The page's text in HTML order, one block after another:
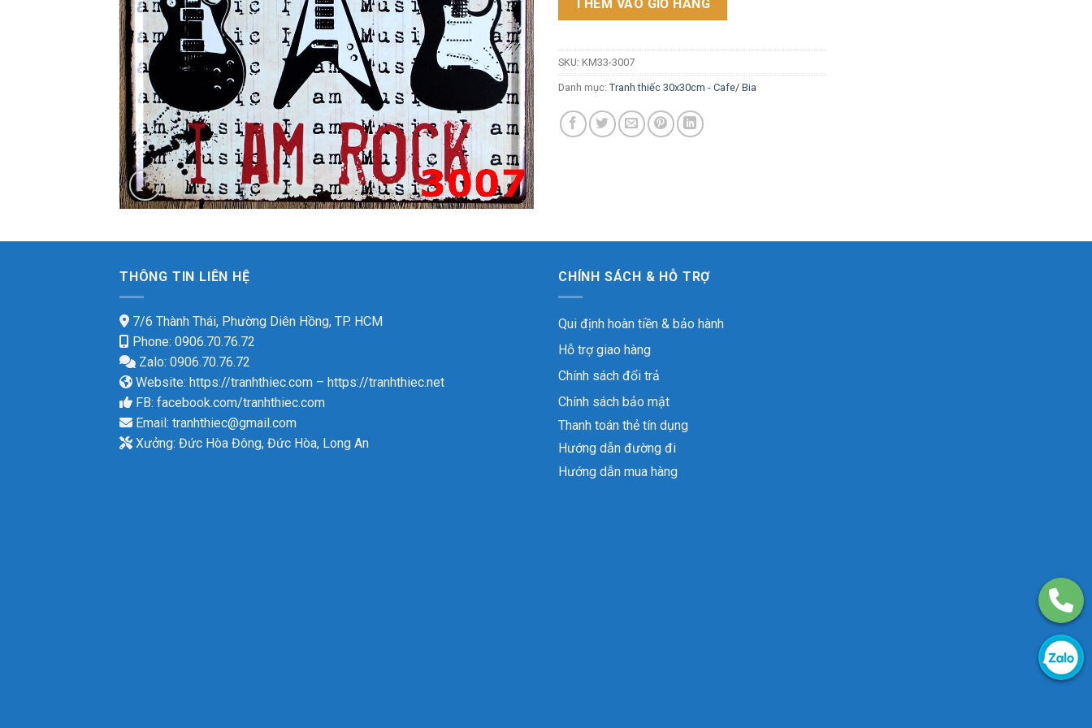
THÊM VÀO GIỎ HÀNG
SKU: KM33-3007
Danh mục: Tranh thiếc 30x30cm - Cafe/ Bia
THÔNG TIN LIÊN HỆ
7/6 Thành Thái, Phường Diên Hồng, TP. HCM
Phone: 0906.70.76.72
Zalo: 0906.70.76.72
Website: https://tranhthiec.com – https://tranhthiec.net
FB: facebook.com/tranhthiec.com
Email: tranhthiec@gmail.com
Xưởng: Đức Hòa Đông, Đức Hòa, Long An
CHÍNH SÁCH & HỖ TRỢ
Qui định hoàn tiền & bảo hành
Hỗ trợ giao hàng
Chính sách đổi trả
Chính sách bảo mật
Thanh toán thẻ tín dụng
Hướng dẫn đường đi
Hướng dẫn mua hàng